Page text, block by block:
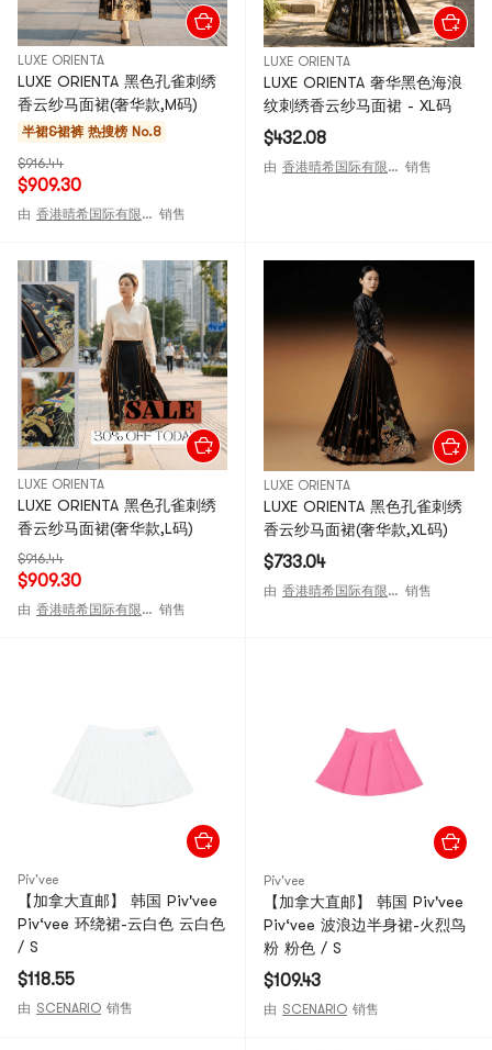
LUXE ORIENTA
LUXE ORIENTA 黑色孔雀刺绣
香云纱马面裙(奢华款,M码)
半裙&裙裤 热搜榜 No.8
$916.44
$909.30
由 香港晴希国际有限公司 销售
LUXE ORIENTA
LUXE ORIENTA 奢华黑色海浪
纹刺绣香云纱马面裙 - XL码
$432.08
由 香港晴希国际有限公司 销售
LUXE ORIENTA
LUXE ORIENTA 黑色孔雀刺绣
香云纱马面裙(奢华款,L码)
$916.44
$909.30
由 香港晴希国际有限公司 销售
LUXE ORIENTA
LUXE ORIENTA 黑色孔雀刺绣
香云纱马面裙(奢华款,XL码)
$733.04
由 香港晴希国际有限公司 销售
Piv'vee
【加拿大直邮】 韩国 Piv'vee
Piv‘vee 环绕裙-云白色 云白色
/ S
$118.55
由 SCENARIO 销售
Piv'vee
【加拿大直邮】 韩国 Piv'vee
Piv‘vee 波浪边半身裙-火烈鸟
粉 粉色 / S
$109.43
由 SCENARIO 销售